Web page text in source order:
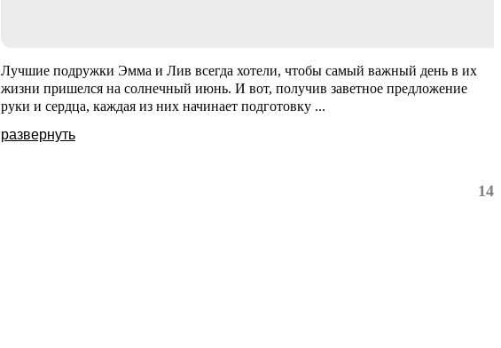
Лучшие подружки Эмма и Лив всегда хотели, чтобы самый важный день в их
жизни пришелся на солнечный июнь. И вот, получив заветное предложение
руки и сердца, каждая из них начинает подготовку ...
развернуть
14